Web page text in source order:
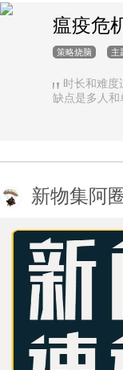
瘟疫危
策略烧脑 主
时长和难度
缺点是多人和
新物集阿圈